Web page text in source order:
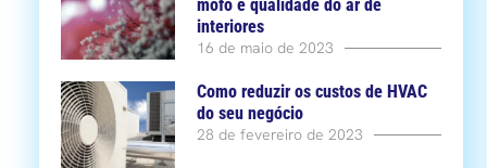
mofo e qualidade do ar de
interiores
16 de maio de 2023
Como reduzir os custos de HVAC
do seu negócio
28 de fevereiro de 2023